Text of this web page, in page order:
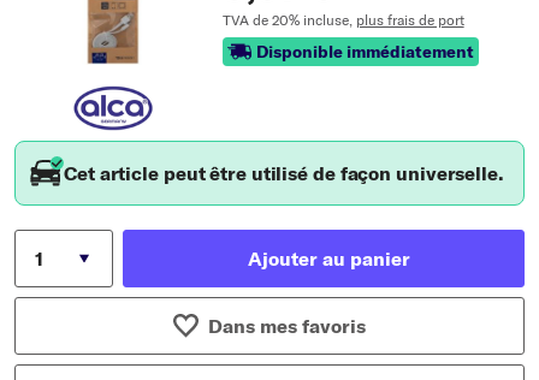
TVA de 20% incluse, plus frais de port
Disponible immédiatement
Cet article peut être utilisé de façon universelle.
Ajouter au panier
Dans mes favoris